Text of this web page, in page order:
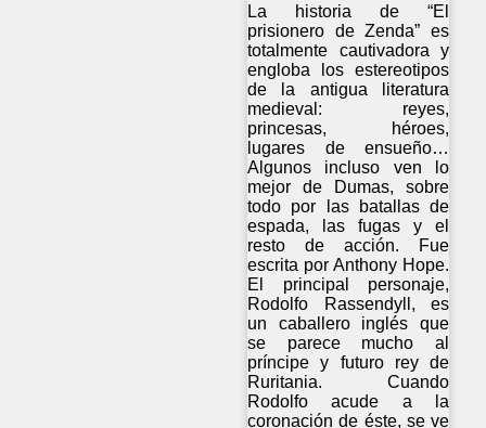
La historia de “El
prisionero de Zenda” es
totalmente cautivadora y
engloba los estereotipos
de la antigua literatura
medieval: reyes,
princesas, héroes,
lugares de ensueño…
Algunos incluso ven lo
mejor de Dumas, sobre
todo por las batallas de
espada, las fugas y el
resto de acción. Fue
escrita por Anthony Hope.
El principal personaje,
Rodolfo Rassendyll, es
un caballero inglés que
se parece mucho al
príncipe y futuro rey de
Ruritania. Cuando
Rodolfo acude a la
coronación de éste, se ve